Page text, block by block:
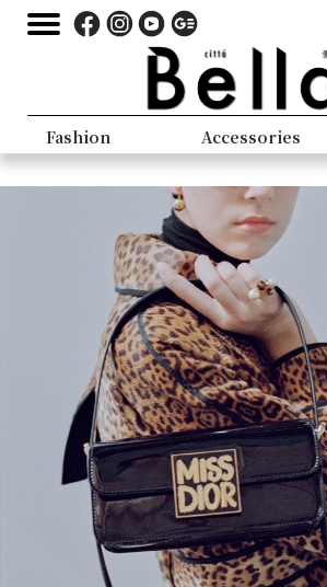
Fashion Accessories